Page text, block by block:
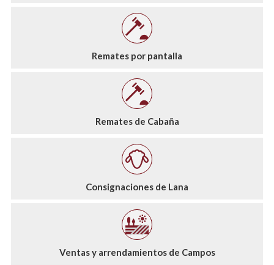
Remates por pantalla
Remates de Cabaña
Consignaciones de Lana
Ventas y arrendamientos de Campos